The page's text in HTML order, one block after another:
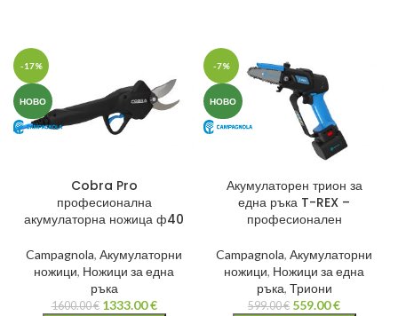
-17%
НОВО
Cobra Pro
професионална
акумулаторна ножица ф40
Campagnola, Акумулаторни
ножици, Ножици за една
ръка
1600.00€ 1333.00€
-7%
НОВО
Акумулаторен трион за
една ръка T-REX –
професионален
Campagnola, Акумулаторни
ножици, Ножици за една
ръка, Триони
599.00€ 559.00€